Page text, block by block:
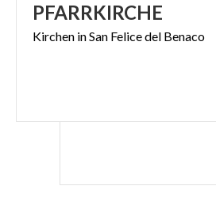
PFARRKIRCHE
Kirchen inSan Felicedel Benaco